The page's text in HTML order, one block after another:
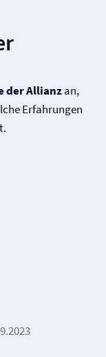
der Allianzan,
Erfahrungen